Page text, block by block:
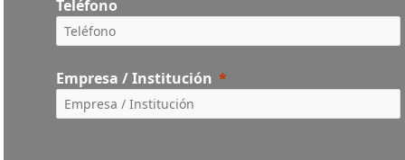
Teléfono
Empresa / Institución